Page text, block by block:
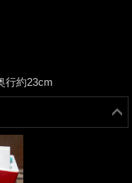
約23cm